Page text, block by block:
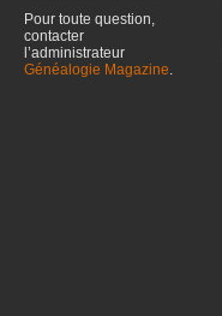
Pour toute question,
contacter
l’administrateur
Généalogie Magazine.